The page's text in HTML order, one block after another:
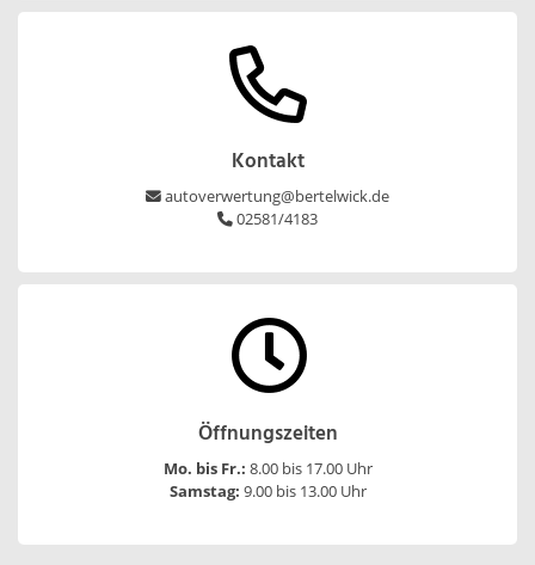
Kontakt
autoverwertung@bertelwick.de
02581/4183
Öffnungszeiten
Mo. bis Fr.: 8.00 bis 17.00 Uhr
Samstag: 9.00 bis 13.00 Uhr